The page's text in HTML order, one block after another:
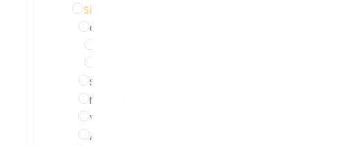
Silicones et vernis
Cartouches silicones
Silicones de duplication
Marquage silicone
Vernis silicone
Accessoires